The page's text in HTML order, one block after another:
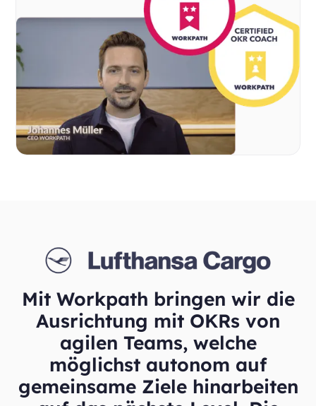
Mit Workpath bringen wir die
Ausrichtung mit OKRs von
agilen Teams, welche
möglichst autonom auf
gemeinsame Ziele hinarbeiten